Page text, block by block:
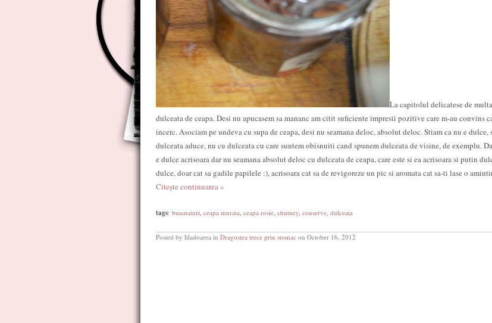
La capitolul delicatese de
dulceata de ceapa. Desi nu apucasem sa mananc am citit suficiente impresii pozitive care m-au convins
incerc. Asociam pe undeva cu supa de ceapa, desi nu seamana deloc, absolut deloc. Stiam ca nu e dulce,
dulceata aduce, nu cu dulceata cu care suntem obisnuiti cand spunem dulceata de visine, de exemplu.
e dulce acrisoara dar nu seamana absolut deloc cu dulceata de ceapa, care este si ea acrisoara si putin
dulce, doar cat sa gadile papilele :), acrisoara cat sa de revigoreze un pic si aromata cat sa-ti lase o
Citește continuarea »
tags: bunataturi, ceapa murata, ceapa rosie, chutney, conserve, dulceata
Posted by liladoarea in Dragostea trece prin stomac on October 16, 2012